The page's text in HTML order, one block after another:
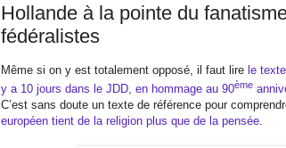
Hollande à la pointe du
fédéralistes
Même si on y est totalement opposé, il faut lire le
y a 10 jours dans le JDD, en hommage au 90ème
C’est sans doute un texte de référence pour
européen tient de la religion plus que de la pensée.